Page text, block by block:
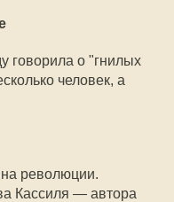
говорила о "гнилых
человек, а
революции.
Кассиля — автора